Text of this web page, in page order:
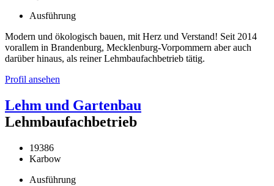
Ausführung
Modern und ökologisch bauen, mit Herz und Verstand! Seit 2014
vorallem in Brandenburg, Mecklenburg-Vorpommern aber auch
darüber hinaus, als reiner Lehmbaufachbetrieb tätig.
Profil ansehen
Lehm und Gartenbau
Lehmbaufachbetrieb
19386
Karbow
Ausführung